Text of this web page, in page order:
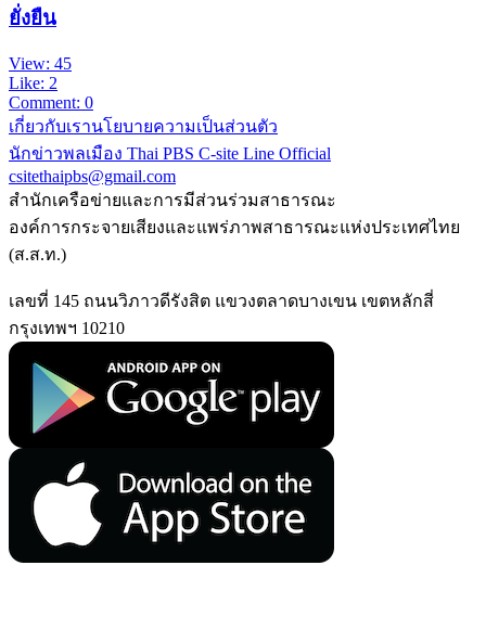
ยั่งยืน
View: 45
Like: 2
Comment: 0
เกี่ยวกับเรานโยบายความเป็นส่วนตัว
นักข่าวพลเมือง Thai PBS C-site Line Official
csitethaipbs@gmail.com
สำนักเครือข่ายและการมีส่วนร่วมสาธารณะ
องค์การกระจายเสียงและแพร่ภาพสาธารณะแห่งประเทศไทย
(ส.ส.ท.)
เลขที่ 145 ถนนวิภาวดีรังสิต แขวงตลาดบางเขน เขตหลักสี่
กรุงเทพฯ 10210